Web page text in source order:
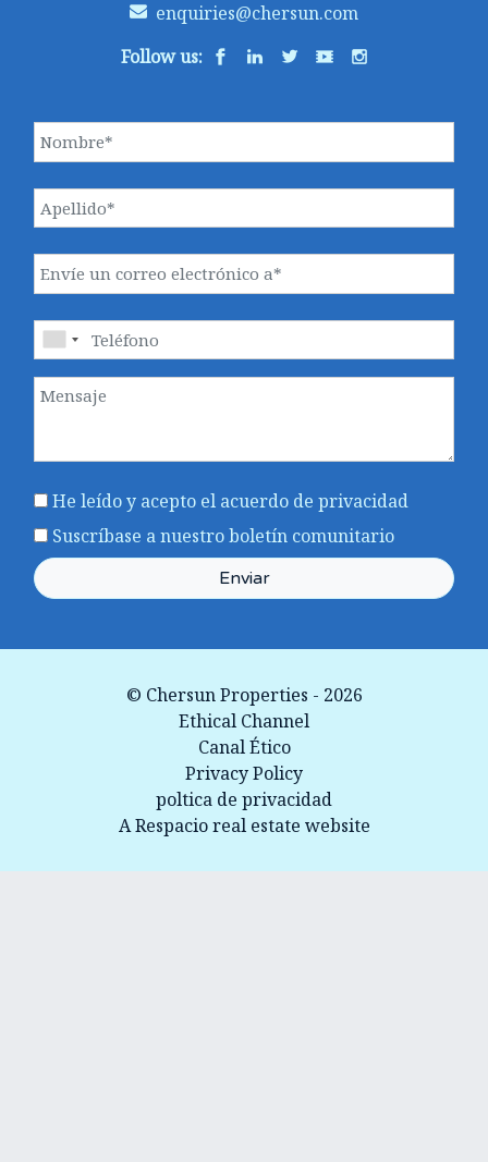
enquiries@chersun.com
Follow us:
He leído y acepto el acuerdo de privacidad
Suscríbase a nuestro boletín comunitario
Enviar
© Chersun Properties - 2026
Ethical Channel
Canal Ético
Privacy Policy
poltica de privacidad
A Respacio real estate website